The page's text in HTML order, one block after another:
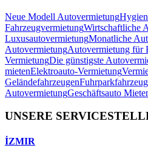
Neue Modell Autovermietung
FahrzeugvermietungWirtschaftliche
LuxusautovermietungMonatliche
AutovermietungAutovermietung für
VermietungDie günstigste
mietenElektroauto-Vermietung
Geländefahrzeugen
AutovermietungGeschäftsauto
UNSERE
İZMIR